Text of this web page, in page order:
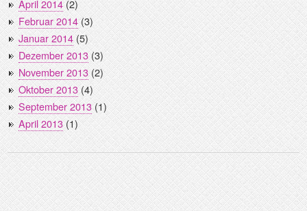
April 2014(2)
Februar 2014(3)
Januar 2014(5)
Dezember 2013(3)
November 2013(2)
Oktober 2013(4)
September 2013(1)
April 2013(1)